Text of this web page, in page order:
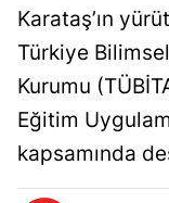
Karataş’ın
Türkiye
Kurumu
Eğitim
kapsamında